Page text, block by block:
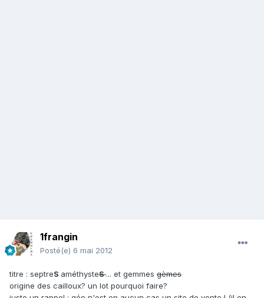
1frangin
Posté(e) 6 mai 2012
titre : septreS améthysteS... et gemmes gèmes
origine des cailloux? un lot pourquoi faire?